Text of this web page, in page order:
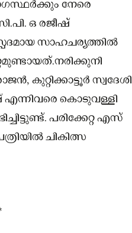
നേരെ
ഒ രജീഷ്
സാഹചര്യത്തിൽ
കുറ്റിക്കാട്ടൂർ സ്വദേശി
എന്നിവരെ കൊടുവള്ളി
പരിക്കേറ്റ എസ്
ചികിത്സ